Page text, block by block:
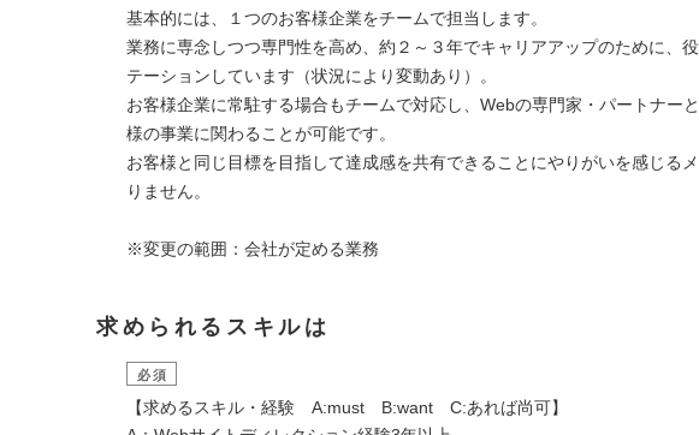
基本的には、１つのお客様企業をチームで担当します。
業務に専念しつつ専門性を高め、約２～３年でキャリアアップのために、
テーションしています（状況により変動あり）。
お客様企業に常駐する場合もチームで対応し、Webの専門家・パートナー
様の事業に関わることが可能です。
お客様と同じ目標を目指して達成感を共有できることにやりがいを感じる
りません。
※変更の範囲：会社が定める業務
求められるスキルは
必須
【求めるスキル・経験 A:must B:want C:あれば尚可】